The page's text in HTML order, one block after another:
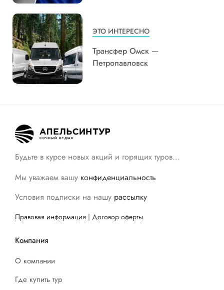
ЭТО ИНТЕРЕСНО
Трансфер Омск —
Петропавловск
Будьте в курсе новых акций и горящих туров…
Мы уважаем вашу конфиденциальность
Условия подписки на нашу рассылку
Правовая информация | Договор оферты
Компания
О компании
Где купить тур